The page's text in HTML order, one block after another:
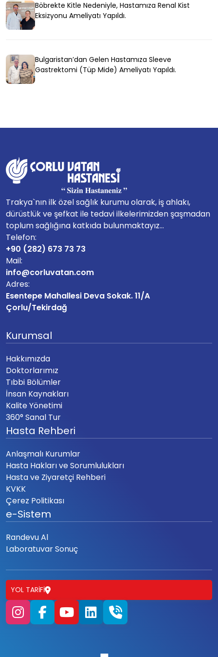
Böbrekte Kitle Nedeniyle, Hastamıza Renal Kist
Eksizyonu Ameliyatı Yapıldı.
Bulgaristan’dan Gelen Hastamıza Sleeve
Gastrektomi (Tüp Mide) Ameliyatı Yapıldı.
Trakya`nın ilk özel sağlık kurumu olarak, iş ahlakı,
dürüstlük ve şefkat ile tedavi ilkelerimizden şaşmadan
toplum sağlığına katkıda bulunmaktayız...
Telefon:
+90 (282) 673 73 73
Mail:
info@corluvatan.com
Adres:
Esentepe Mahallesi Deva Sokak. 11/A
Çorlu/Tekirdağ
Kurumsal
Hakkımızda
Doktorlarımız
Tıbbi Bölümler
İnsan Kaynakları
Kalite Yönetimi
360° Sanal Tur
Hasta Rehberi
Anlaşmalı Kurumlar
Hasta Hakları ve Sorumlulukları
Hasta ve Ziyaretçi Rehberi
KVKK
Çerez Politikası
e-Sistem
Randevu Al
Laboratuvar Sonuç
YOL TARIFI